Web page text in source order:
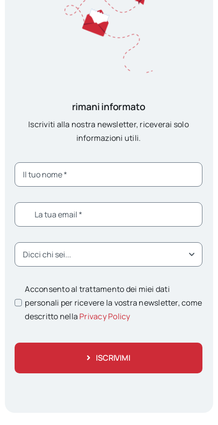
rimani informato
Iscriviti alla nostra newsletter, riceverai solo
informazioni utili.
Acconsento al trattamento dei miei dati
personali per ricevere la vostra newsletter, come
descritto nella Privacy Policy
ISCRIVIMI